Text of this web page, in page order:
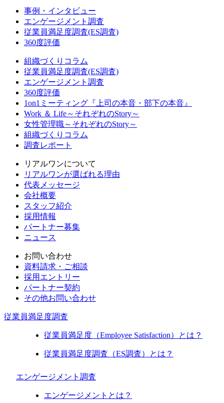
事例・インタビュー
エンゲージメント調査
従業員満足度調査(ES調査)
360度評価
組織づくりコラム
従業員満足度調査(ES調査)
エンゲージメント調査
360度評価
1on1ミーティング『上司の本音・部下の本音』
Work ＆ Life～それぞれのStory～
女性管理職～それぞれのStory～
組織づくりコラム
調査レポート
リアルワンについて
リアルワンが選ばれる理由
代表メッセージ
会社概要
スタッフ紹介
採用情報
パートナー募集
ニュース
お問い合わせ
資料請求・ご相談
採用エントリー
パートナー契約
その他お問い合わせ
従業員満足度調査
従業員満足度（Employee Satisfaction）とは？
従業員満足度調査（ES調査）とは？
エンゲージメント調査
エンゲージメントとは？